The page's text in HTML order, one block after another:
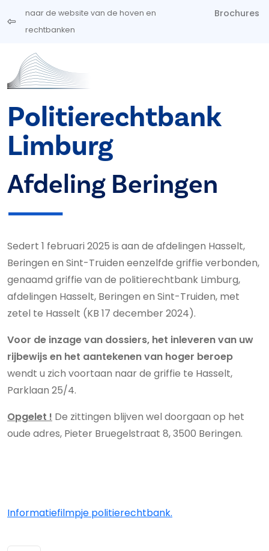
Overslaan en naar de inhoud gaan
naar de website van de hoven en
rechtbanken
Brochures
Politierechtbank
Limburg
Afdeling Beringen
Sedert 1 februari 2025 is aan de afdelingen Hasselt,
Beringen en Sint-Truiden eenzelfde griffie verbonden,
genaamd griffie van de politierechtbank Limburg,
afdelingen Hasselt, Beringen en Sint-Truiden, met
zetel te Hasselt (KB 17 december 2024).
Voor de inzage van dossiers, het inleveren van uw
rijbewijs en het aantekenen van hoger beroep
wendt u zich voortaan naar de griffie te Hasselt,
Parklaan 25/4.
Opgelet ! De zittingen blijven wel doorgaan op het
oude adres, Pieter Bruegelstraat 8, 3500 Beringen.
Informatiefilmpje politierechtbank.